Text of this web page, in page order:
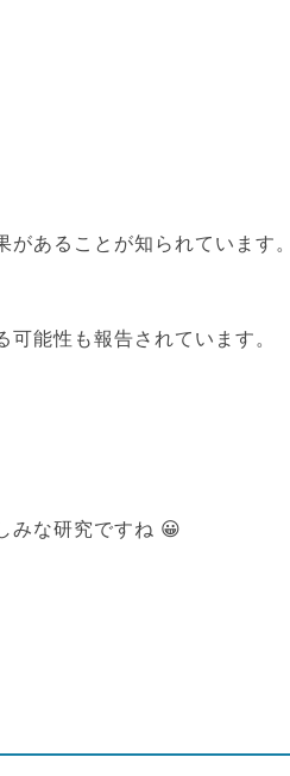
あることが知られています。
能性も報告されています。
みな研究ですね 😀